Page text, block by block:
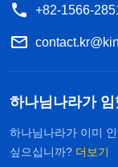
+82-1566-
하나님나라가
하나님나라가 이미
싶으십니까? 더보기